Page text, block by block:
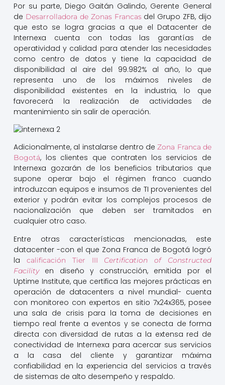
Por su parte, Diego Gaitán Galindo, Gerente General
de Desarrolladora de Zonas Francasdel Grupo ZFB, dijo
que esto se logra gracias a que el Datacenter de
Internexa cuenta con todas las garantías de
operatividad y calidad para atender las necesidades
como centro de datos y tiene la capacidad de
disponibilidad al aire del 99.982% al año, lo que
representa uno de los máximos niveles de
disponibilidad existentes en la industria, lo que
favorecerá la realización de actividades de
mantenimiento sin salir de operación.
Adicionalmente, al instalarse dentro deZona Franca de
Bogotá, los clientes que contraten los servicios de
Internexa gozarán de los beneficios tributarios que
supone operar bajo el régimen franco cuando
introduzcan equipos e insumos de TI provenientes del
exterior y podrán evitar los complejos procesos de
nacionalización que deben ser tramitados en
cualquier otro caso.
Entre otras características mencionadas, este
datacenter -con el que Zona Franca de Bogotá logró
la calificación Tier III Certification of Constructed
Facilityen diseño y construcción, emitida por el
Uptime Institute, que certifica las mejores prácticas en
operación de datacenters a nivel mundial- cuenta
con monitoreo con expertos en sitio 7x24x365, posee
una sala de crisis para la toma de decisiones en
tiempo real frente a eventos y se conecta de forma
directa con diversidad de rutas a la extensa red de
conectividad de Internexa para acercar sus servicios
a la casa del cliente y garantizar máxima
confiabilidad en la experiencia del servicios a través
de sistemas de alto desempeño y respaldo.